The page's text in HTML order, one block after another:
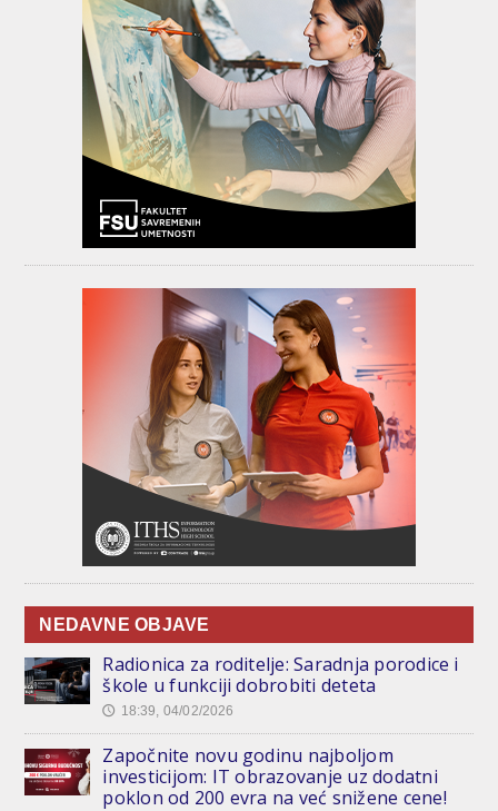
NEDAVNE OBJAVE
Radionica za roditelje: Saradnja porodice i
škole u funkciji dobrobiti deteta
🕔 18:39, 04/02/2026
Započnite novu godinu najboljom
investicijom: IT obrazovanje uz dodatni
poklon od 200 evra na već snižene cene!